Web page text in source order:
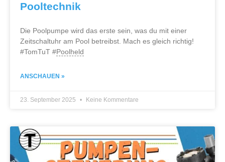
Pooltechnik
Die Poolpumpe wird das erste sein, was du mit einer
Zeitschaltuhr am Pool betreibst. Mach es gleich richtig!
#TomTuT #Poolheld
ANSCHAUEN »
23. September 2025 Keine Kommentare